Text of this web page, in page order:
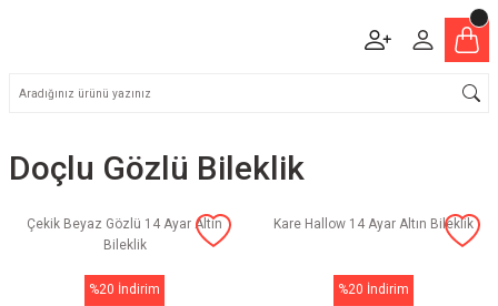
Doçlu Gözlü Bileklik
Çekik Beyaz Gözlü 14 Ayar Altın
Bileklik
%20 İndirim
Kare Hallow 14 Ayar Altın Bileklik
%20 İndirim